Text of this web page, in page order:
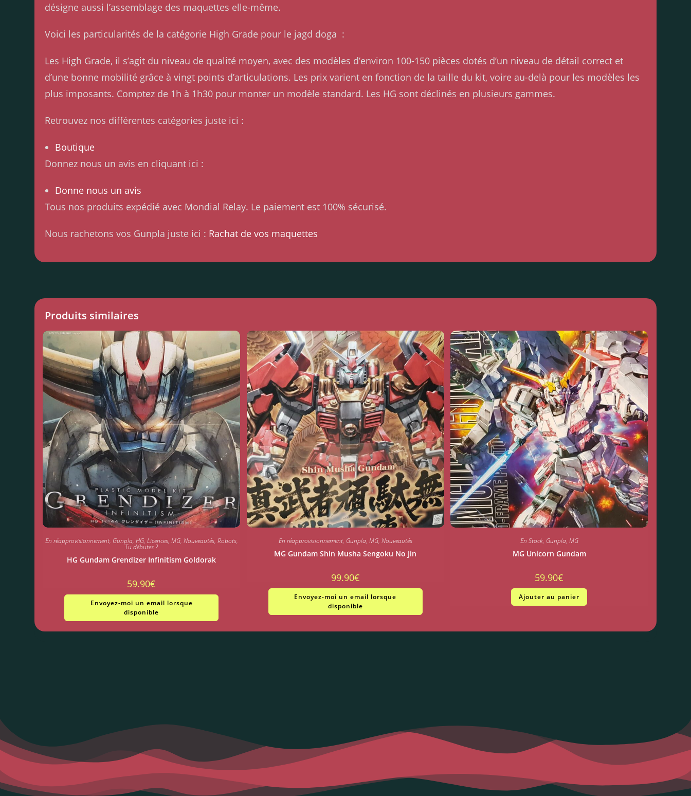
désigne aussi l’assemblage des maquettes elle-même.
Voici les particularités de la catégorie High Grade pour le jagd doga :
Les High Grade, il s’agit du niveau de qualité moyen, avec des modèles d’environ 100-150 pièces dotés d’un niveau de détail correct et
d’une bonne mobilité grâce à vingt points d’articulations. Les prix varient en fonction de la taille du kit, voire au-delà pour les modèles les
plus imposants. Comptez de 1h à 1h30 pour monter un modèle standard. Les HG sont déclinés en plusieurs gammes.
Retrouvez nos différentes catégories juste ici :
Boutique
Donnez nous un avis en cliquant ici :
Donne nous un avis
Tous nos produits expédié avec Mondial Relay. Le paiement est 100% sécurisé.
Nous rachetons vos Gunpla juste ici : Rachat de vos maquettes
Produits similaires
En réapprovisionnement, Gunpla, HG, Licences, MG, Nouveautés, Robots,
Tu débutes ?
HG Gundam Grendizer Infinitism Goldorak
59.90€
Envoyez-moi un email lorsque
disponible
En réapprovisionnement, Gunpla, MG, Nouveautés
MG Gundam Shin Musha Sengoku No Jin
99.90€
Envoyez-moi un email lorsque
disponible
En Stock, Gunpla, MG
MG Unicorn Gundam
59.90€
Ajouter au panier